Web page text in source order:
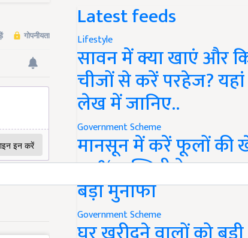
Latest feeds
Lifestyle
सावन में क्या खाएं और
चीजों से करें परहेज?
लेख में जानिए..
Government Scheme
मानसून में करें फूलों की
50% सब्सिडी के साथ
बड़ा मुनाफा
Government Scheme